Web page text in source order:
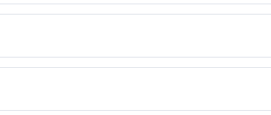
z liofilizowanymi truskawkami
truskawka liofilizowana (2,0%), ekstrakt z marchwi i czarnej